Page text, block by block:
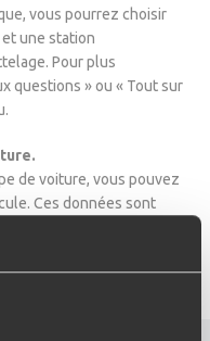
vous pourrez choisir
une station
Pour plus
questions » ou « Tout sur
de voiture, vous pouvez
Ces données sont
service client. Nous